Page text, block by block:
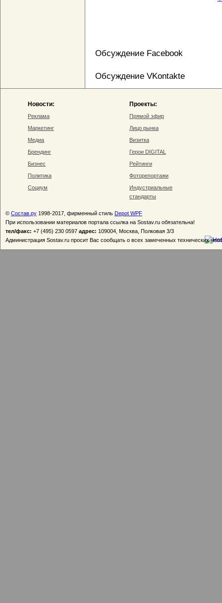
Обсуждение Facebook
Обсуждение VKontakte
Новости:
Реклама
Маркетинг
Медиа
Брендинг
Бизнес
Политика
Социум
Проекты:
Прямой эфир
Лицо рынка
Визитка
Герои DIGITAL
Рейтинги
Фоторепортажи
Индустриальные
стандарты
© Состав.ру 1998-2017, фирменный стиль Depot WPF
При использовании материалов портала ссылка на Sostav.ru обязательна!
тел/факс: +7 (495) 230 0597 адрес: 109004, Москва, Полковая 3/3
Администрация Sostav.ru просит Вас сообщать о всех замеченных технических